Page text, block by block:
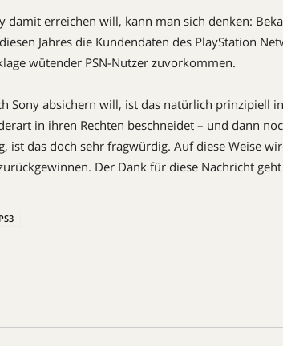
damit erreichen will, kann man sich denken:
Jahres die Kundendaten des PlayStation
wütender PSN-Nutzer zuvorkommen.
Sony absichern will, ist das natürlich prinzipiell
in ihren Rechten beschneidet – und dann
ist das doch sehr fragwürdig. Auf diese Weise
Der Dank für diese Nachricht
PS3